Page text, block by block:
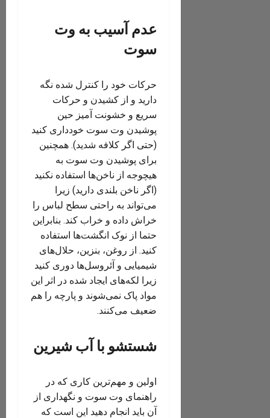
عدم آسیب به وت
سوت
حرکات خود را کنترل شده نگه
دارید و از کشیدن و حرکات
سریع و خشونت آمیز حین
پوشیدن وت سوت خودداری کنید
(حتی اگر کلافه شدید). همچنین
برای پوشیدن وت سوت به
هیچوجه از ناخن‌ها استفاده نکنید
(اگر ناخن بلندی دارید) زیرا
می‌تواند به راحتی سطح لباس را
خراش داده و خراب کند. بنابراین
حتما از نوک انگشت‌ها استفاده
کنید. از روغن، بنزین، حلال‌های
شیمیایی و آئروسل‌ها دوری کنید
زیرا لکه‌های ایجاد شده در اثر این
مواد پاک نمی‌شوند و پارچه را هم
ضعیف می‌کنند.
شستشو با آب شیرین
اولین و مهم‌ترین کاری که در
راهنمای وت سوت و نگهداری از
آن باید انجام دهید این است که